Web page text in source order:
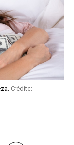
Crédito: